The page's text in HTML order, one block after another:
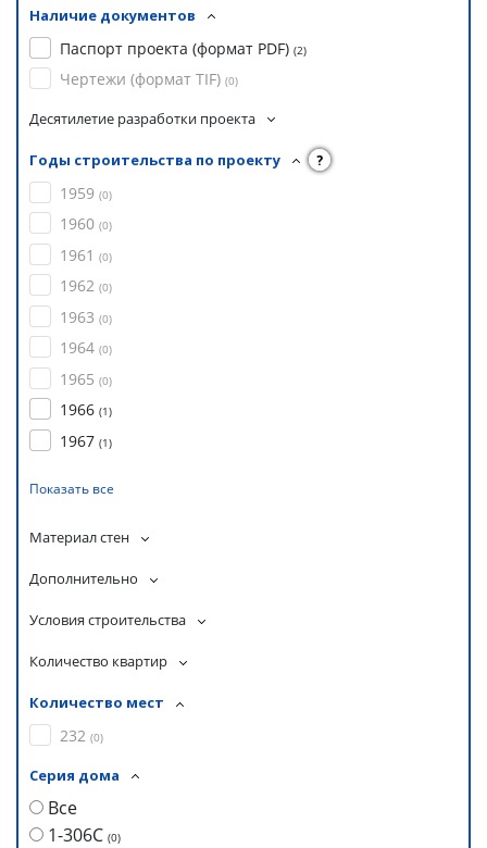
Наличие документов
Паспорт проекта (формат PDF) (2)
Чертежи (формат TIF) (0)
Десятилетие разработки проекта
Годы строительства по проекту ?
1959 (0)
1960 (0)
1961 (0)
1962 (0)
1963 (0)
1964 (0)
1965 (0)
1966 (1)
1967 (1)
Показать все
Материал стен
Дополнительно
Условия строительства
Количество квартир
Количество мест
232 (0)
Серия дома
Все
1-306С (0)